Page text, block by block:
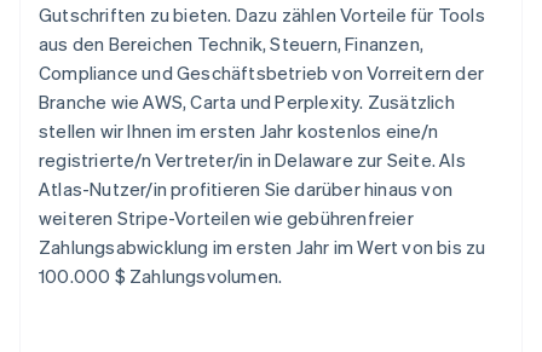
Gutschriften zu bieten. Dazu zählen Vorteile für Tools
aus den Bereichen Technik, Steuern, Finanzen,
Compliance und Geschäftsbetrieb von Vorreitern der
Branche wie AWS, Carta und Perplexity. Zusätzlich
stellen wir Ihnen im ersten Jahr kostenlos eine/n
registrierte/n Vertreter/in in Delaware zur Seite. Als
Atlas-Nutzer/in profitieren Sie darüber hinaus von
weiteren Stripe-Vorteilen wie gebührenfreier
Zahlungsabwicklung im ersten Jahr im Wert von bis zu
100.000 $ Zahlungsvolumen.